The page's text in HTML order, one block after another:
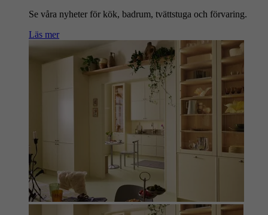
Se våra nyheter för kök, badrum, tvättstuga och förvaring.
Läs mer